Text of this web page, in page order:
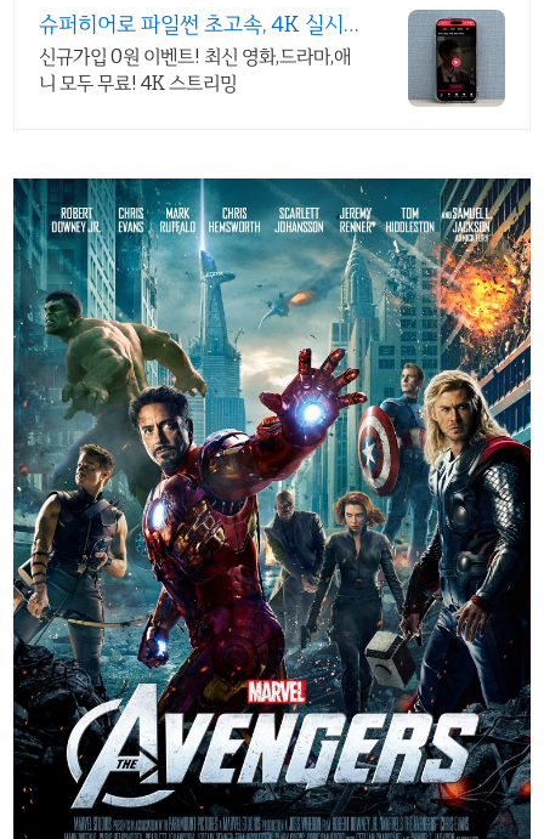
슈퍼히어로 파일썬 초고속, 4K 실시
간 보기!
신규가입 0원 이벤트! 최신 영화,드라마,애
니 모두 무료! 4K 스트리밍